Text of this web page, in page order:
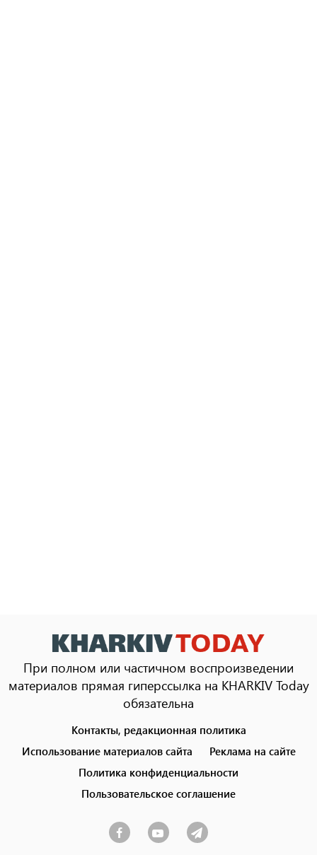
При полном или частичном воспроизведении
материалов прямая гиперссылка на KHARKIV Today
обязательна
menu
Контакты, редакционная политика
Использование материалов сайта
Реклама на сайте
Политика конфиденциальности
Пользовательское соглашение